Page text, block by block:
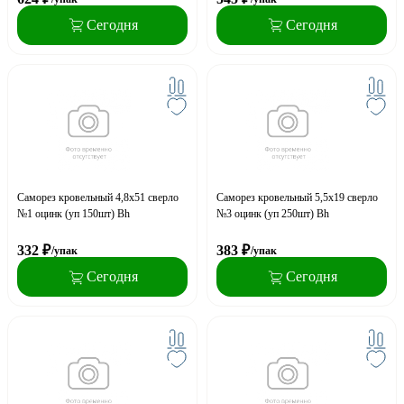
Сегодня Сегодня
Саморез кровельный 4,8x51 сверло
№1 оцинк (уп 150шт) Bh
332 ₽/упак
Сегодня
Саморез кровельный 5,5x19 сверло
№3 оцинк (уп 250шт) Bh
383 ₽/упак
Сегодня